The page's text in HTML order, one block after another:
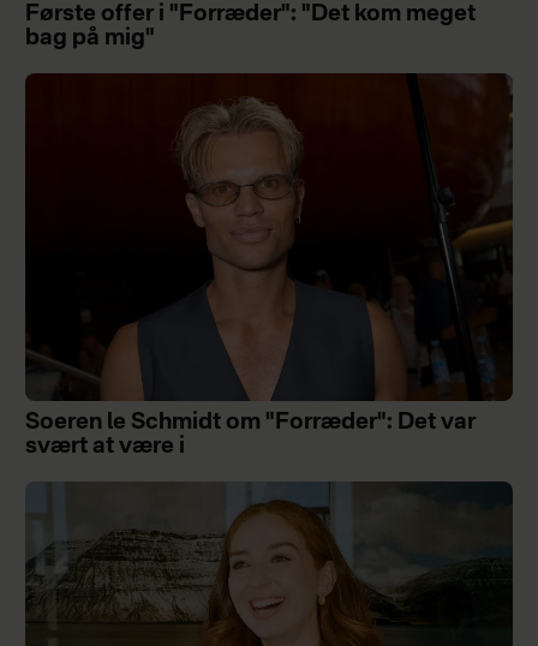
Første offer i "Forræder": "Det kom meget
bag på mig"
Soeren le Schmidt om "Forræder": Det var
svært at være i